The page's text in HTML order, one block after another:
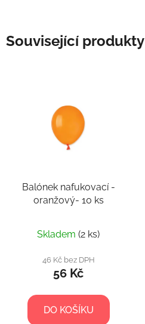
Související produkty
Balónek nafukovací -
oranžový- 10 ks
Skladem (2 ks)
46 Kč bez DPH
56 Kč
DO KOŠÍKU